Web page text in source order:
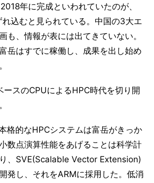
年に完成といわれていたのが、
込むと見られている。中国の3大エ
も、情報が表には出てきていない。
岳はすでに稼働し、成果を出し始め
スのCPUによるHPC時代を切り開
格的なHPCシステムは富岳がきっか
数点演算性能をあげることは科学計
、SVE(Scalable Vector Extension)
発し、それをARMに採用した。低消